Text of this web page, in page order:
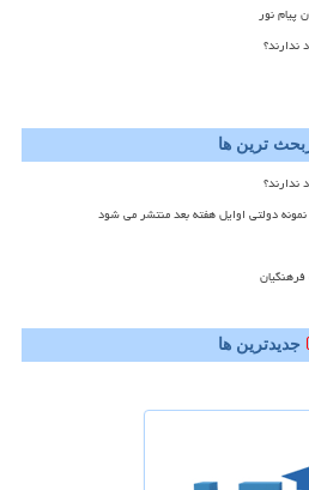
پیام نور
ندارند؟
ترین ها
ندارند؟
دولتی اوایل هفته بعد منتشر می شود
فرهنگیان
جدیدترین ها